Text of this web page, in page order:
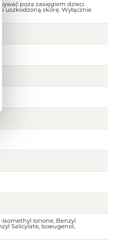
poza zasięgiem dzieci.
uszkodzoną skórę. Wyłącznie
Isomethyl Ionone, Benzyl
Salicylate, Isoeugenol,